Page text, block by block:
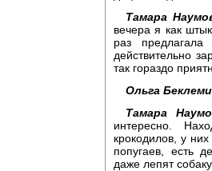
Тамара
вечера я как
раз
действительно
так гораздо
Ольга
Тамара
интересно.
крокодилов, у
попугаев, есть
даже лепят